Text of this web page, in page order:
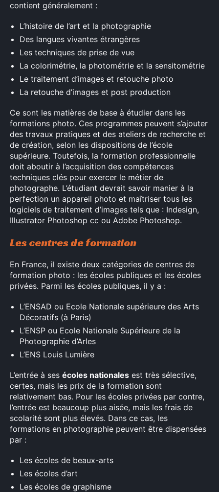
contient généralement :
L’histoire de l’art et la photographie
Des langues vivantes étrangères
Les techniques de prise de vue
La colorimétrie, la photométrie et la sensitométrie
Le traitement d’images et retouche photo
La retouche d’images et post production
Ce sont les matières de base à étudier dans les
formations photo. Ces programmes peuvent s’ajouter
des travaux pratiques et des ateliers de recherche et
de création, selon les dispositions de l’école
supérieure. Toutefois, la formation professionnelle
doit aboutir à l’acquisition des compétences
techniques clés pour exercer le métier de
photographe. L’étudiant devrait savoir manier à la
perfection un appareil photo et maîtriser tous les
logiciels de traitement d’images tels que : Indesign,
Illustrator Photoshop cc ou Adobe Photoshop.
Les centres de formation
En France, il existe deux catégories de centres de
formation photo : les écoles publiques et les écoles
privées. Parmi les écoles publiques, il y a :
L’ENSAD ou Ecole Nationale supérieure des Arts
Décoratifs (à Paris)
L’ENSP ou Ecole Nationale Supérieure de la
Photographie d’Arles
L’ENS Louis Lumière
L’entrée à ses écoles nationales est très sélective,
certes, mais les prix de la formation sont
relativement bas. Pour les écoles privées par contre,
l’entrée est beaucoup plus aisée, mais les frais de
scolarité sont plus élevés. Dans ce cas, les
formations en photographie peuvent être dispensées
par :
Les écoles de beaux-arts
Les écoles d’art
Les écoles de graphisme
Rechercher